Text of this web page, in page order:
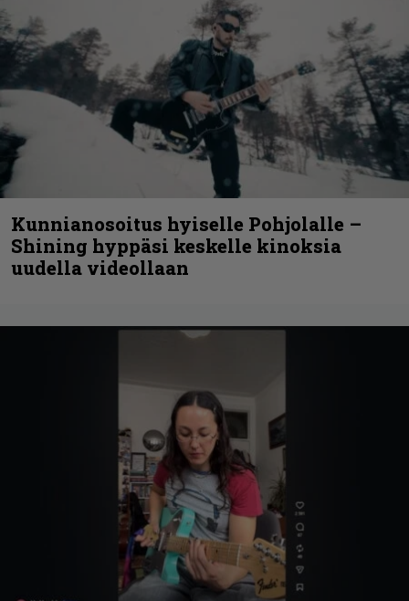
Kunnianosoitus hyiselle Pohjolalle –
Shining hyppäsi keskelle kinoksia
uudella videollaan